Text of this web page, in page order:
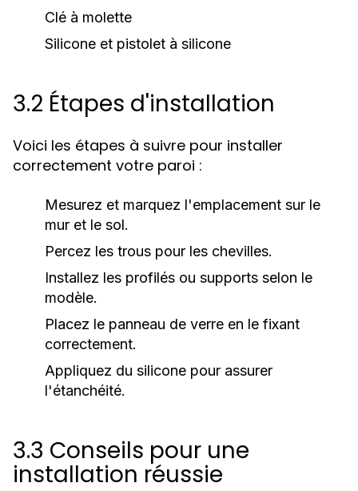
Clé à molette
Silicone et pistolet à silicone
3.2 Étapes d'installation
Voici les étapes à suivre pour installer
correctement votre paroi :
Mesurez et marquez l'emplacement sur le
mur et le sol.
Percez les trous pour les chevilles.
Installez les profilés ou supports selon le
modèle.
Placez le panneau de verre en le fixant
correctement.
Appliquez du silicone pour assurer
l'étanchéité.
3.3 Conseils pour une
installation réussie